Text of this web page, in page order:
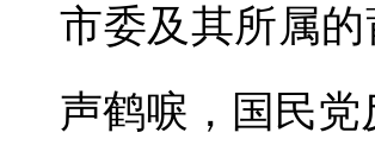
市委及其所属
声鹤唳，国民